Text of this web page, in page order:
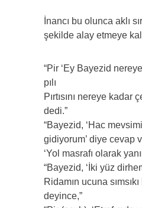
İnancı bu olunca aklı
şekilde alay etmeye
“Pir ‘Ey Bayezid
pılı
Pırtısını nereye kadar
dedi.”
“Bayezid, ‘Hac
gidiyorum’ diye cevap
‘Yol masrafı olarak
“Bayezid, ‘İki yüz
Ridamın ucuna
deyince,”